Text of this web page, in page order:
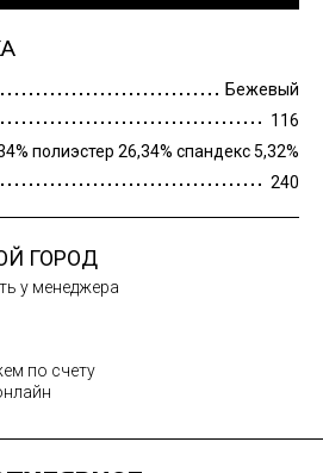
Бежевый
116
полиэстер 26,34% спандекс 5,32%
240
ГОРОД
у менеджера
по счету